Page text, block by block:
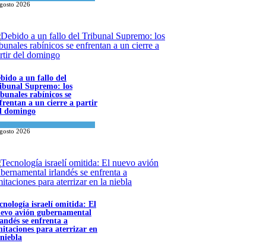
2026
a un fallo del
Supremo: los
rabínicos se
a un cierre a partir
domingo
2026
israelí omitida: El
avión gubernamental
se enfrenta a
para aterrizar en